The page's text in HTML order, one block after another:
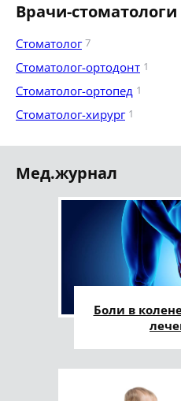
Врачи-стоматологи
Стоматолог 7
Стоматолог-ортодонт 1
Стоматолог-ортопед 1
Стоматолог-хирург 1
Мед.журнал
Боли в